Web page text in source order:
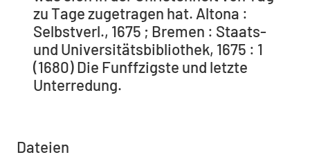
zu Tage zugetragen hat. Altona :
Selbstverl., 1675 ; Bremen : Staats-
und Universitätsbibliothek, 1675 : 1
(1680) Die Funffzigste und letzte
Unterredung.
Dateien